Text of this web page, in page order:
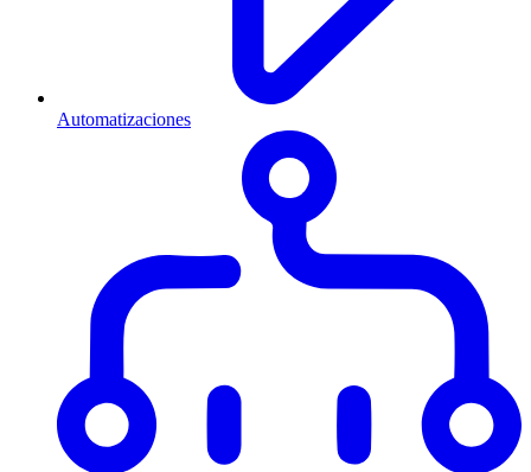
Automatizaciones